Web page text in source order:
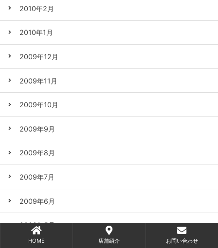
2010年2月
2010年1月
2009年12月
2009年11月
2009年10月
2009年9月
2009年8月
2009年7月
2009年6月
2009年5月
HOME 店舗紹介 お問い合わせ